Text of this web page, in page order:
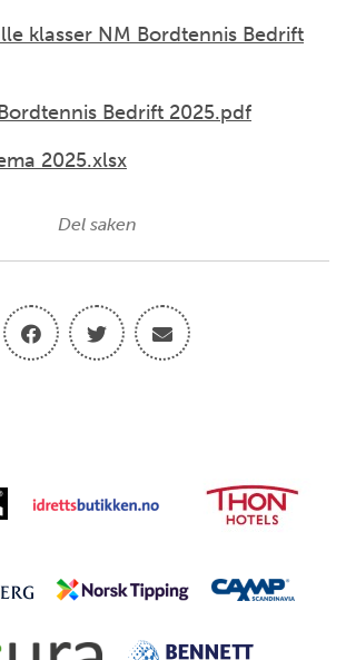
klasser NM Bordtennis Bedrift
Bedrift 2025.pdf
2025.xlsx
Del saken